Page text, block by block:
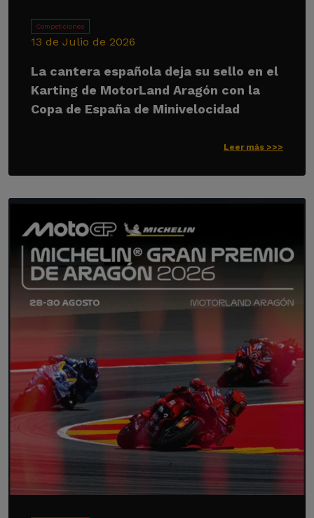
Competiciones
13 de Julio de 2026
La cantera española deja su sello en el
Karting de MotorLand Aragón con la
Copa de España de Minivelocidad
Leer más >>>